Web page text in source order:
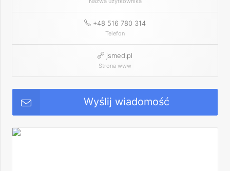
+48 516 780 314
Telefon
jsmed.pl
Strona www
Wyślij wiadomość